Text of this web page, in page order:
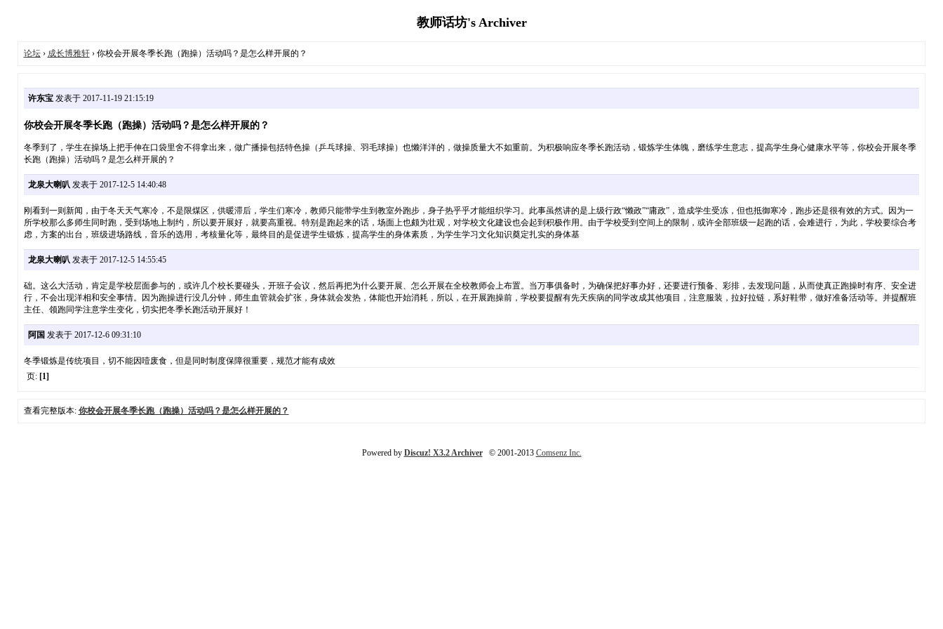
教师话坊's Archiver
论坛› 成长博雅轩› 你校会开展冬季长跑（跑操）活动吗？是怎么样开展的？
许东宝发表于 2017-11-19 21:15:19
你校会开展冬季长跑（跑操）活动吗？是怎么样开展的？
冬季到了，学生在操场上把手伸在口袋里舍不得拿出来，做广播操包括特色操（乒乓球操、羽毛球操）也懒洋洋的，做操质量大不如重前。为积极响应冬季长跑活动，锻炼学生体魄，磨练学生意志，提高学生身心健康水平等，你校会开展冬季
长跑（跑操）活动吗？是怎么样开展的？
龙泉大喇叭发表于 2017-12-5 14:40:48
刚看到一则新闻，由于冬天天气寒冷，不是限煤区，供暖滞后，学生们寒冷，教师只能带学生到教室外跑步，身子热乎乎才能组织学习。此事虽然讲的是上级行政“懒政”“庸政”，造成学生受冻，但也抵御寒冷，跑步还是很有效的方式。因为一
所学校那么多师生同时跑，受到场地上制约，所以要开展好，就要高重视。特别是跑起来的话，场面上也颇为壮观，对学校文化建设也会起到积极作用。由于学校受到空间上的限制，或许全部班级一起跑的话，会难进行，为此，学校要综合考
虑，方案的出台，班级进场路线，音乐的选用，考核量化等，最终目的是促进学生锻炼，提高学生的身体素质，为学生学习文化知识奠定扎实的身体基
龙泉大喇叭发表于 2017-12-5 14:55:45
础。这么大活动，肯定是学校层面参与的，或许几个校长要碰头，开班子会议，然后再把为什么要开展、怎么开展在全校教师会上布置。当万事俱备时，为确保把好事办好，还要进行预备、彩排，去发现问题，从而使真正跑操时有序、安全进
行，不会出现洋相和安全事情。因为跑操进行没几分钟，师生血管就会扩张，身体就会发热，体能也开始消耗，所以，在开展跑操前，学校要提醒有先天疾病的同学改成其他项目，注意服装，拉好拉链，系好鞋带，做好准备活动等。并提醒班
主任、领跑同学注意学生变化，切实把冬季长跑活动开展好！
阿国 发表于 2017-12-6 09:31:10
冬季锻炼是传统项目，切不能因噎废食，但是同时制度保障很重要，规范才能有成效
页: [1]
查看完整版本: 你校会开展冬季长跑（跑操）活动吗？是怎么样开展的？
Powered by Discuz! X3.2 Archiver© 2001-2013 Comsenz Inc.